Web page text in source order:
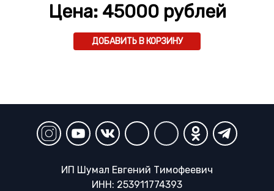
Цена: 45000рублей
ДОБАВИТЬ В КОРЗИНУ
ИП Шумал Евгений Тимофеевич
ИНН: 253911774393